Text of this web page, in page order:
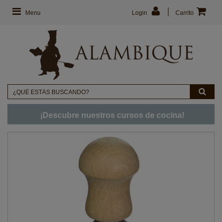
Menu Carrito
Login
¡Descubre nuestros cursos de cocina!